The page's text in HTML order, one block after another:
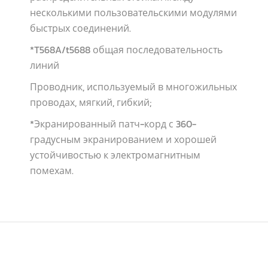
несколькими пользовательскими модулями
быстрых соединений.
*T568A/t5688 общая последовательность
линий
Проводник, используемый в многожильных
проводах, мягкий, гибкий;
*Экранированный патч-корд с 360-
градусным экранированием и хорошей
устойчивостью к электромагнитным
помехам.